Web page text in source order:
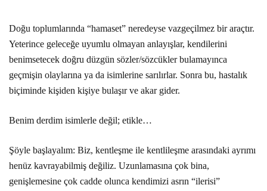
Doğu toplumlarında “hamaset” neredeyse vazgeçilmez bir araçtır.
Yeterince geleceğe uyumlu olmayan anlayışlar, kendilerini
benimsetecek doğru düzgün sözler/sözcükler bulamayınca
geçmişin olaylarına ya da isimlerine sarılırlar. Sonra bu, hastalık
biçiminde kişiden kişiye bulaşır ve akar gider.
Benim derdim isimlerle değil; etikle…
Şöyle başlayalım: Biz, kentleşme ile kentlileşme arasındaki ayrımı
henüz kavrayabilmiş değiliz. Uzunlamasına çok bina,
genişlemesine çok cadde olunca kendimizi asrın “ilerisi”